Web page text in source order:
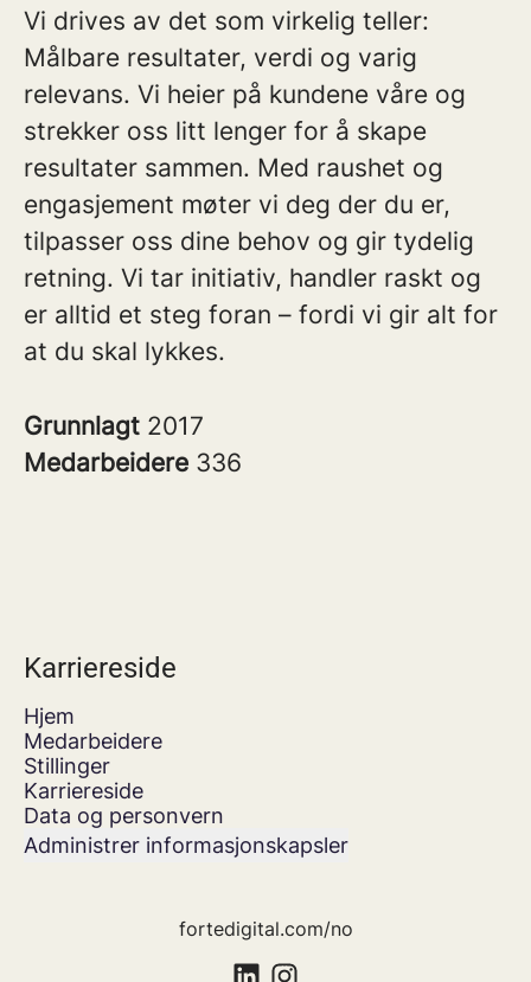
Vi drives av det som virkelig teller:
Målbare resultater, verdi og varig
relevans. Vi heier på kundene våre og
strekker oss litt lenger for å skape
resultater sammen. Med raushet og
engasjement møter vi deg der du er,
tilpasser oss dine behov og gir tydelig
retning. Vi tar initiativ, handler raskt og
er alltid et steg foran – fordi vi gir alt for
at du skal lykkes.
Grunnlagt 2017
Medarbeidere 336
Karriereside
Hjem
Medarbeidere
Stillinger
Karriereside
Data og personvern
Administrer informasjonskapsler
fortedigital.com/no